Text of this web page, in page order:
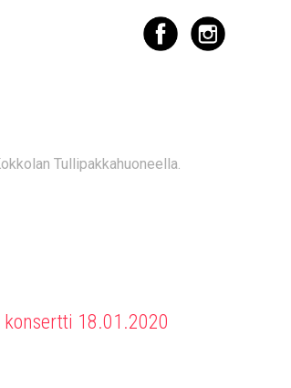
Tullipakkahuoneella.
18.01.2020